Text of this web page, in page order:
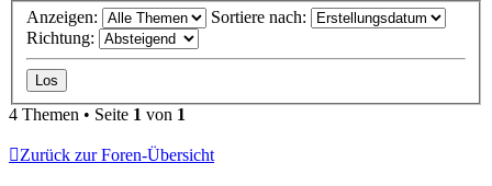
Anzeigen:
Sortiere nach:
Richtung:
4 Themen • Seite 1 von 1
Zurück zur Foren-Übersicht